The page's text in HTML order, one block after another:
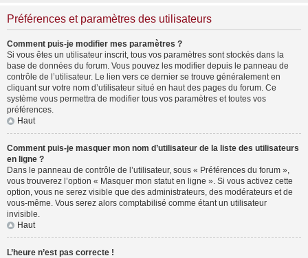
Préférences et paramètres des utilisateurs
Comment puis-je modifier mes paramètres ?
Si vous êtes un utilisateur inscrit, tous vos paramètres sont stockés dans la
base de données du forum. Vous pouvez les modifier depuis le panneau de
contrôle de l’utilisateur. Le lien vers ce dernier se trouve généralement en
cliquant sur votre nom d’utilisateur situé en haut des pages du forum. Ce
système vous permettra de modifier tous vos paramètres et toutes vos
préférences.
Haut
Comment puis-je masquer mon nom d’utilisateur de la liste des utilisateurs
en ligne ?
Dans le panneau de contrôle de l’utilisateur, sous « Préférences du forum »,
vous trouverez l’option « Masquer mon statut en ligne ». Si vous activez cette
option, vous ne serez visible que des administrateurs, des modérateurs et de
vous-même. Vous serez alors comptabilisé comme étant un utilisateur
invisible.
Haut
L’heure n’est pas correcte !